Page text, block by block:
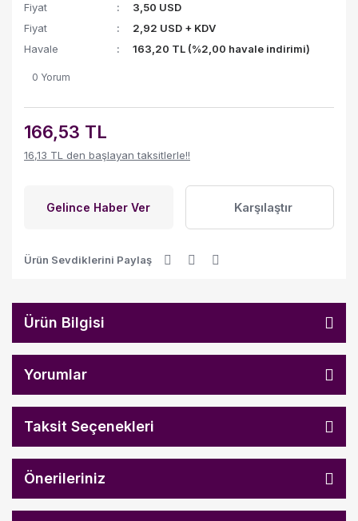
Fiyat
3,50 USD
Fiyat
2,92 USD + KDV
Havale
163,20 TL (%2,00 havale indirimi)
0 Yorum
166,53 TL
16,13 TL den başlayan taksitlerle!!
Gelince Haber Ver Karşılaştır
Ürün Sevdiklerini Paylaş
Ürün Bilgisi
Yorumlar
Taksit Seçenekleri
Önerileriniz